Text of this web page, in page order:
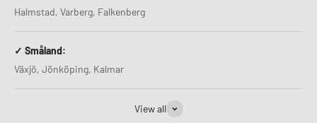
Halmstad, Varberg, Falkenberg
✓ Småland:
Växjö, Jönköping, Kalmar
View all